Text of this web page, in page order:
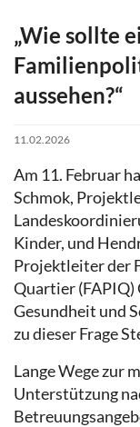
„Wie sollte
aussehen?“
11.02.2026
Am 11. Februar
Schmok,
Kinder, und
Projektleiter der
Quartier (FAPIQ)
Gesundheit und
zu dieser Frage
Lange Wege zur
Unterstützung